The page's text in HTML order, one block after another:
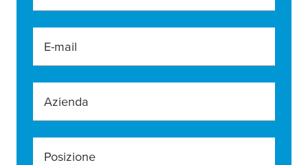
E-mail
Azienda
Posizione